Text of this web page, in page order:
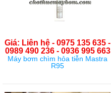
Giá: Liên hệ - 0975 135 635 -
0989 490 236 - 0936 995 663
Máy bơm chìm hỏa tiễn Mastra
R95